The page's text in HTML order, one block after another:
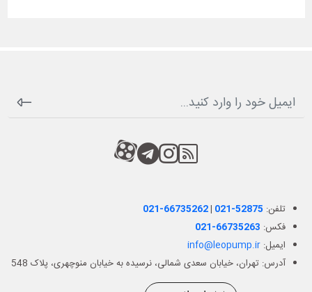
RSS
کانال آپارات
کانال تلگرام
کانال آپارات
تلفن: 021-66735262| 021-52875
فکس: 021-66735263
ایمیل:info@leopump.ir
آدرس: تهران، خیابان سعدی شمالی، نرسیده به خیابان منوچهری، پلاک 548